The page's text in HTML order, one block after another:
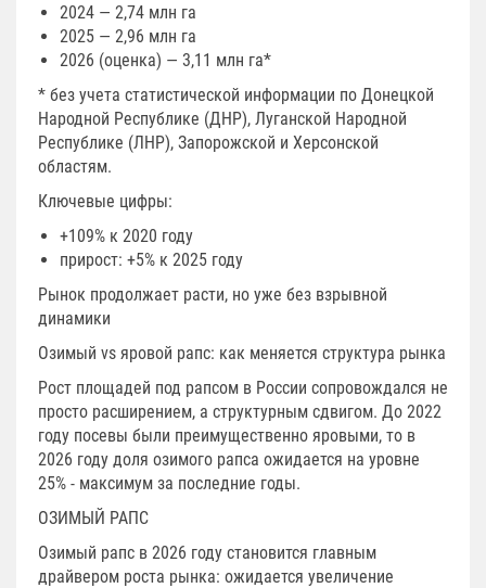
2024 — 2,74 млн га
2025 — 2,96 млн га
2026 (оценка) — 3,11 млн га*
* без учета статистической информации по Донецкой
Народной Республике (ДНР), Луганской Народной
Республике (ЛНР), Запорожской и Херсонской
областям.
Ключевые цифры:
+109% к 2020 году
прирост: +5% к 2025 году
Рынок продолжает расти, но уже без взрывной
динамики
Озимый vs яровой рапс: как меняется структура рынка
Рост площадей под рапсом в России сопровождался не
просто расширением, а структурным сдвигом. До 2022
году посевы были преимущественно яровыми, то в
2026 году доля озимого рапса ожидается на уровне
25% - максимум за последние годы.
ОЗИМЫЙ РАПС
Озимый рапс в 2026 году становится главным
драйвером роста рынка: ожидается увеличение